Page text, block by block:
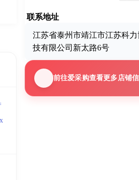
联系地址
江苏省泰州市靖江市江苏科
技有限公司新太路6号
前往爱采购查看更多店铺